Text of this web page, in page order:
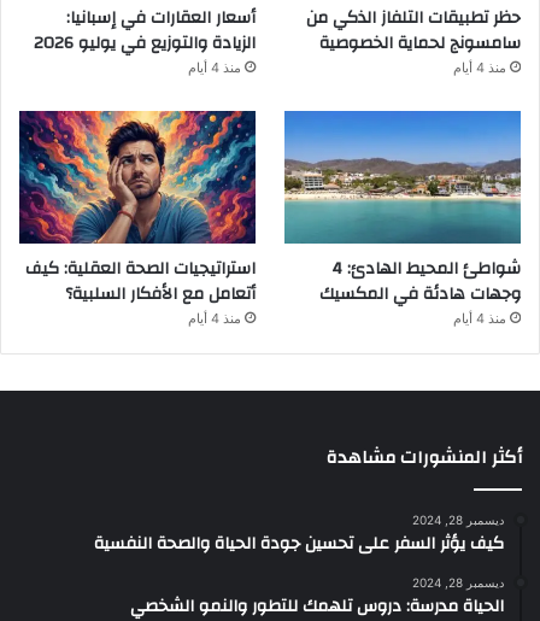
حظر تطبيقات التلفاز الذكي من
سامسونج لحماية الخصوصية
منذ 4 أيام
أسعار العقارات في إسبانيا:
الزيادة والتوزيع في يوليو 2026
منذ 4 أيام
شواطئ المحيط الهادئ: 4
وجهات هادئة في المكسيك
منذ 4 أيام
استراتيجيات الصحة العقلية: كيف
أتعامل مع الأفكار السلبية؟
منذ 4 أيام
أكثر المنشورات مشاهدة
ديسمبر 28, 2024
كيف يؤثر السفر على تحسين جودة الحياة والصحة النفسية
ديسمبر 28, 2024
الحياة مدرسة: دروس تلهمك للتطور والنمو الشخصي